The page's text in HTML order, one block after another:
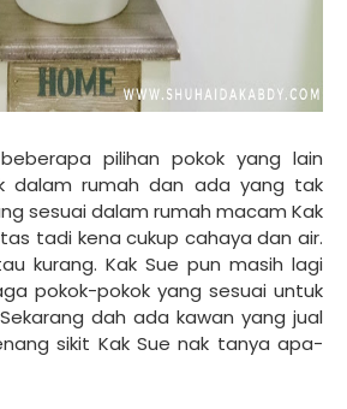
pilihan pokok yang lain
dalam rumah dan ada yang tak
sesuai dalam rumah macam Kak
tadi kena cukup cahaya dan air.
kurang. Kak Sue pun masih lagi
pokok-pokok yang sesuai untuk
dah ada kawan yang jual
sikit Kak Sue nak tanya apa-